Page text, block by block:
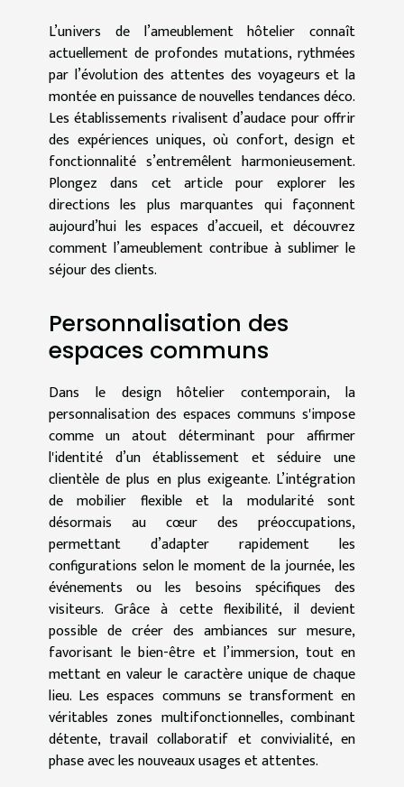
L’univers de l’ameublement hôtelier connaît
actuellement de profondes mutations, rythmées
par l’évolution des attentes des voyageurs et la
montée en puissance de nouvelles tendances déco.
Les établissements rivalisent d’audace pour offrir
des expériences uniques, où confort, design et
fonctionnalité s’entremêlent harmonieusement.
Plongez dans cet article pour explorer les
directions les plus marquantes qui façonnent
aujourd’hui les espaces d’accueil, et découvrez
comment l’ameublement contribue à sublimer le
séjour des clients.
Personnalisation des
espaces communs
Dans le design hôtelier contemporain, la
personnalisation des espaces communs s'impose
comme un atout déterminant pour affirmer
l'identité d’un établissement et séduire une
clientèle de plus en plus exigeante. L’intégration
de mobilier flexible et la modularité sont
désormais au cœur des préoccupations,
permettant d’adapter rapidement les
configurations selon le moment de la journée, les
événements ou les besoins spécifiques des
visiteurs. Grâce à cette flexibilité, il devient
possible de créer des ambiances sur mesure,
favorisant le bien-être et l’immersion, tout en
mettant en valeur le caractère unique de chaque
lieu. Les espaces communs se transforment en
véritables zones multifonctionnelles, combinant
détente, travail collaboratif et convivialité, en
phase avec les nouveaux usages et attentes.